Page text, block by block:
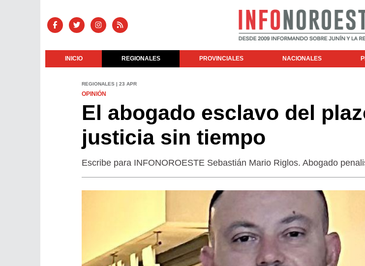
INICIO REGIONALES PROVINCIALES NACIONALES
REGIONALES | 23 APR
OPINIÓN
El abogado esclavo del
justicia sin tiempo
Escribe para INFONOROESTE Sebastián Mario Riglos. Abogado